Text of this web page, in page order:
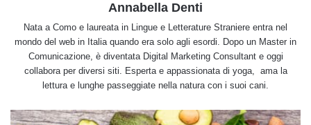
Annabella Denti
Nata a Como e laureata in Lingue e Letterature Straniere entra nel
mondo del web in Italia quando era solo agli esordi. Dopo un Master in
Comunicazione, è diventata Digital Marketing Consultant e oggi
collabora per diversi siti. Esperta e appassionata di yoga, ama la
lettura e lunghe passeggiate nella natura con i suoi cani.
Ecco